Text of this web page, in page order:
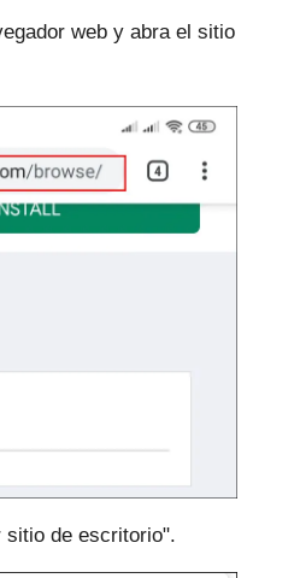
web y abra el sitio
sitio de escritorio".